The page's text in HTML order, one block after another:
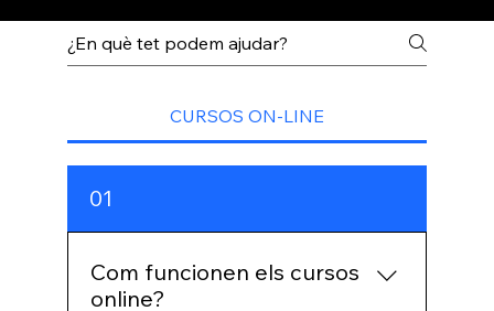
CURSOS ON-LINE
01
Com funcionen els cursos
online?